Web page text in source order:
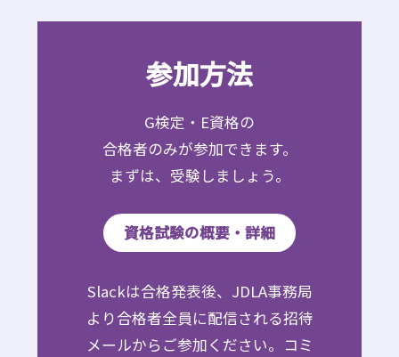
参加方法
G検定・E資格の
合格者のみが参加できます。
まずは、受験しましょう。
資格試験の概要・詳細
Slackは合格発表後、JDLA事務局
より合格者全員に配信される招待
メールからご参加ください。コミ